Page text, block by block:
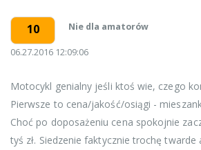
10 Nie dla amatorów
06.27.2016 12:09:06
Motocykl genialny jeśli ktoś wie, czego
Pierwsze to cena/jakość/osiągi -
Choć po doposażeniu cena spokojnie
tyś zł. Siedzenie faktycznie trochę twarde